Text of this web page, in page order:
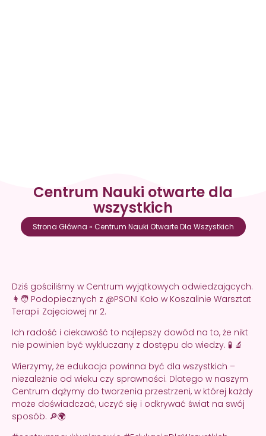
Centrum Nauki otwarte dla
wszystkich
Strona Główna » Centrum Nauki Otwarte Dla Wszystkich
Dziś gościliśmy w Centrum wyjątkowych odwiedzających.
👩🧑 Podopiecznych z @PSONI Koło w Koszalinie Warsztat
Terapii Zajęciowej nr 2.
Ich radość i ciekawość to najlepszy dowód na to, że nikt
nie powinien być wykluczany z dostępu do wiedzy. 🧪 🔬
Wierzymy, że edukacja powinna być dla wszystkich –
niezależnie od wieku czy sprawności. Dlatego w naszym
Centrum dążymy do tworzenia przestrzeni, w której każdy
może doświadczać, uczyć się i odkrywać świat na swój
sposób. 🔎🌍